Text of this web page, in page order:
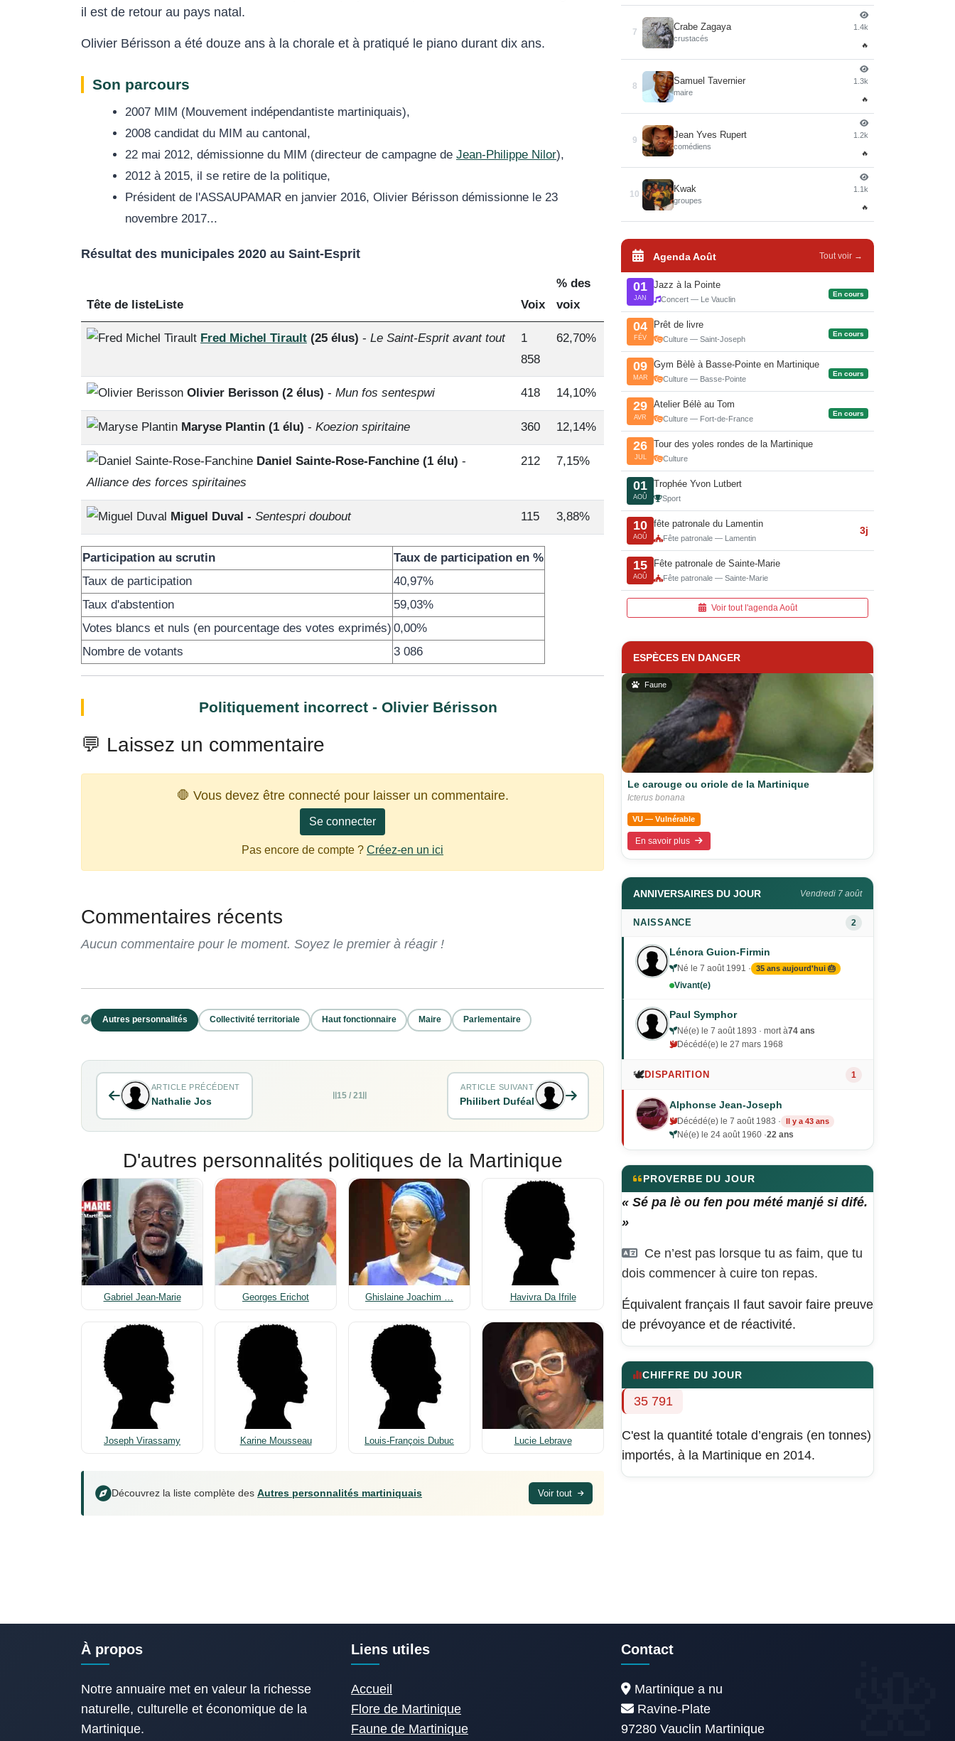
il est de retour au pays natal.
Olivier Bérisson a été douze ans à la chorale et à pratiqué le piano durant dix ans.
Son parcours
2007 MIM (Mouvement indépendantiste martiniquais),
2008 candidat du MIM au cantonal,
22 mai 2012, démissionne du MIM (directeur de campagne de Jean-Philippe Nilor),
2012 à 2015, il se retire de la politique,
Président de l'ASSAUPAMAR en janvier 2016, Olivier Bérisson démissionne le 23
novembre 2017...
Résultat des municipales 2020 au Saint-Esprit
Tête de listeListe Voix
% des
voix
Fred Michel Tirault (25 élus) - Le Saint-Esprit avant tout
1
858
62,70%
Olivier Berisson (2 élus) - Mun fos sentespwi 418 14,10%
Maryse Plantin (1 élu) - Koezion spiritaine 360 12,14%
Daniel Sainte-Rose-Fanchine (1 élu) -
Alliance des forces spiritaines
212 7,15%
Miguel Duval - Sentespri doubout 115 3,88%
Participation au scrutin
Taux de participation en %
Taux de participation
40,97%
Taux d'abstention
59,03%
Votes blancs et nuls (en pourcentage des votes exprimés) 0,00%
Nombre de votants
3 086
Politiquement incorrect - Olivier Bérisson
💬 Laissez un commentaire
🛑 Vous devez être connecté pour laisser un commentaire.
Se connecter
Pas encore de compte ? Créez-en un ici
Commentaires récents
Aucun commentaire pour le moment. Soyez le premier à réagir !
Autres personnalités Collectivité territoriale Haut fonctionnaire Maire Parlementaire
ARTICLE PRÉCÉDENT
Nathalie Jos
15 / 21
ARTICLE SUIVANT
Philibert Duféal
D'autres personnalités politiques de la Martinique
Gabriel Jean-Marie Georges Erichot Ghislaine Joachim … Havivra Da Ifrile
Joseph Virassamy Karine Mousseau Louis-François Dubuc Lucie Lebrave
Découvrez la liste complète des Autres personnalités martiniquais Voir tout
7
Crabe Zagaya
crustacés
1.4k
🔥
8
Samuel Tavernier
maire
1.3k
🔥
9
Jean Yves Rupert
comédiens
1.2k
🔥
10
Kwak
groupes
1.1k
🔥
Agenda Août Tout voir →
01
JAN
Jazz à la Pointe
Concert — Le Vauclin
En cours
04
FÉV
Prêt de livre
Culture — Saint-Joseph
En cours
09
MAR
Gym Bèlè à Basse-Pointe en Martinique
Culture — Basse-Pointe
En cours
29
AVR
Atelier Bélè au Tom
Culture — Fort-de-France
En cours
26
JUL
Tour des yoles rondes de la Martinique
Culture
01
AOÛ
Trophée Yvon Lutbert
Sport
10
AOÛ
fête patronale du Lamentin
Fête patronale — Lamentin
3j
15
AOÛ
Fête patronale de Sainte-Marie
Fête patronale — Sainte-Marie
Voir tout l'agenda Août
ESPÈCES EN DANGER
Faune
Le carouge ou oriole de la Martinique
Icterus bonana
VU — Vulnérable
En savoir plus
ANNIVERSAIRES DU JOUR Vendredi 7 août
NAISSANCE 2
Lénora Guion-Firmin
Né le 7 août 1991 · 35 ans aujourd'hui 🎂
Vivant(e)
Paul Symphor
Né(e) le 7 août 1893 · mort à74 ans
Décédé(e) le 27 mars 1968
🕊️DISPARITION 1
Alphonse Jean-Joseph
Décédé(e) le 7 août 1983 · Il y a 43 ans
Né(e) le 24 août 1960 ·22 ans
PROVERBE DU JOUR
« Sé pa lè ou fen pou mété manjé si difé.
»
Ce n’est pas lorsque tu as faim, que tu
dois commencer à cuire ton repas.
Équivalent français Il faut savoir faire preuve
de prévoyance et de réactivité.
CHIFFRE DU JOUR
35 791
C'est la quantité totale d’engrais (en tonnes)
importés, à la Martinique en 2014.
À propos
Notre annuaire met en valeur la richesse
naturelle, culturelle et économique de la
Martinique.
Liens utiles
Accueil
Flore de Martinique
Faune de Martinique
Contact
Martinique a nu
Ravine-Plate
97280 Vauclin Martinique